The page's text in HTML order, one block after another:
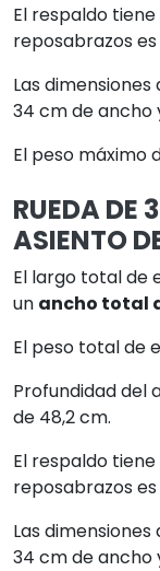
El respaldo
reposabrazos es
Las
34 cm de ancho
El peso máximo
RUEDA DE
ASIENTO
El largo total de
un ancho total
El peso total de
Profundidad del
de 48,2 cm.
El respaldo
reposabrazos es
Las
34 cm de ancho